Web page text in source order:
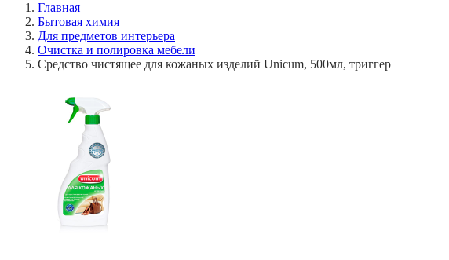
Главная
Бытовая химия
Для предметов интерьера
Очистка и полировка мебели
Средство чистящее для кожаных изделий Unicum, 500мл, триггер